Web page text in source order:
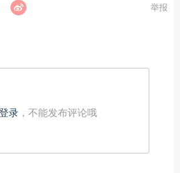
举报
录 ，不能发布评论哦